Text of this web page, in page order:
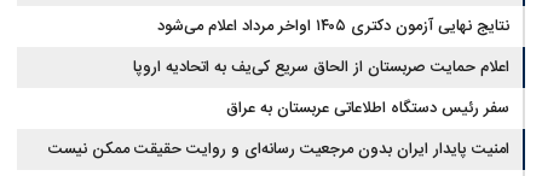
نتایج نهایی آزمون دکتری ۱۴۰۵ اواخر مرداد اعلام می‌شود
اعلام حمایت صربستان از الحاق سریع کی‌یف به اتحادیه اروپا
سفر رئیس دستگاه اطلاعاتی عربستان به عراق
امنیت پایدار ایران بدون مرجعیت رسانه‌ای و روایت حقیقت ممکن نیست